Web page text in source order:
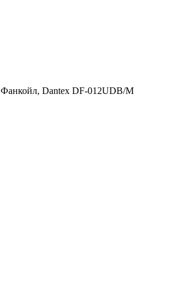
Фанкойл, Dantex DF-012UDB/M